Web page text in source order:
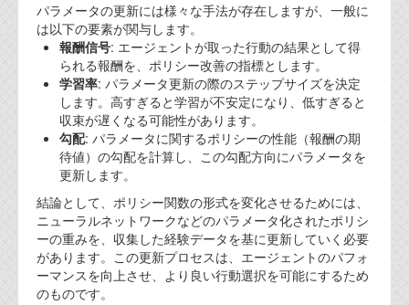
パラメータの更新には様々な手法が存在しますが、一般に
は以下の要素が関与します。
報酬信号: エージェントが取った行動の結果として得
られる報酬を、ポリシー改善の指標とします。
学習率: パラメータ更新の際のステップサイズを決定
します。高すぎると学習が不安定になり、低すぎると
収束が遅くなる可能性があります。
勾配: パラメータに関するポリシーの性能（報酬の期
待値）の勾配を計算し、この勾配方向にパラメータを
更新します。
結論として、ポリシー関数の形式を変化させるためには、
ニューラルネットワークなどのパラメータ化されたポリシ
ーの重みを、収集した経験データを基に更新していく必要
があります。この更新プロセスは、エージェントのパフォ
ーマンスを向上させ、より良い行動選択を可能にするため
のものです。